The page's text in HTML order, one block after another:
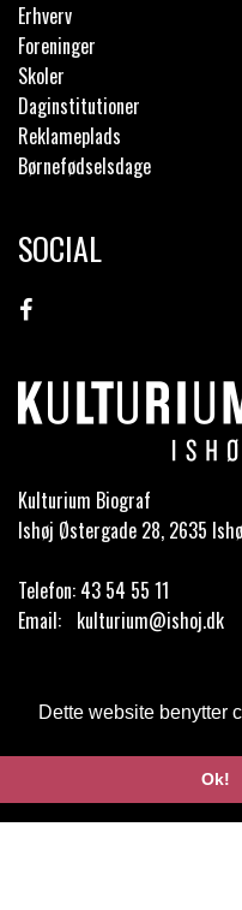
Dette website benytter
Ok!
Erhverv
Foreninger
Skoler
Daginstitutioner
Reklameplads
Børnefødselsdage
SOCIAL
Kulturium Biograf
Ishøj Østergade 28, 2635
Telefon: 43 54 55 11
Email: kulturium@ishoj.dk